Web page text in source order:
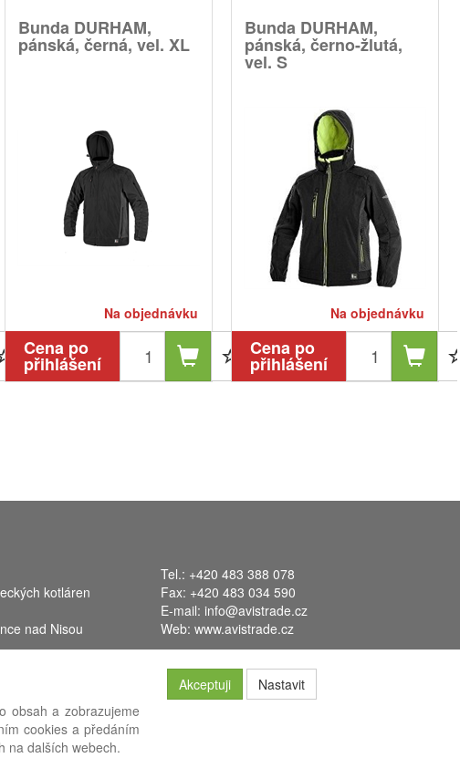
Bunda DURHAM,
pánská, černá, vel. XL
Na objednávku
Cena po
přihlášení
Bunda DURHAM,
pánská, černo-žlutá,
vel. S
Na objednávku
Cena po
přihlášení
kotláren
nad Nisou
Tel.: +420 483 388 078
Fax: +420 483 034 590
E-mail: info@avistrade.cz
Web: www.avistrade.cz
systémFLORES
obsah a zobrazujeme
cookies a předáním
na dalších webech.
Akceptuji Nastavit